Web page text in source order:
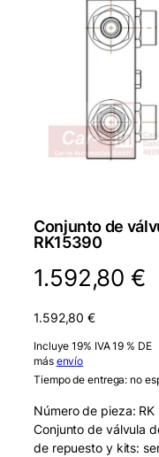
Conjunto de
RK15390
1.592,80€
1.592,80€
Incluye 19% IVA 19 % DE
más envío
Tiempo de entrega: no
Número de pieza:
Conjunto de válvula
de repuesto y kits: